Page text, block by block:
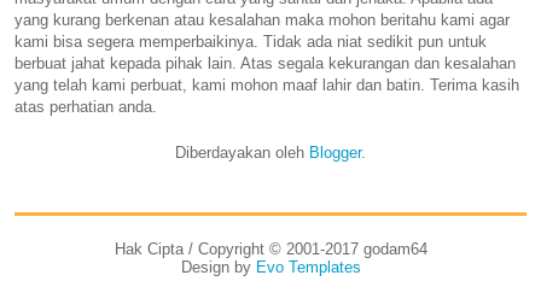
yang kurang berkenan atau kesalahan maka mohon beritahu kami agar
kami bisa segera memperbaikinya. Tidak ada niat sedikit pun untuk
berbuat jahat kepada pihak lain. Atas segala kekurangan dan kesalahan
yang telah kami perbuat, kami mohon maaf lahir dan batin. Terima kasih
atas perhatian anda.
Diberdayakan oleh Blogger.
Hak Cipta / Copyright © 2001-2017 godam64
Design by Evo Templates